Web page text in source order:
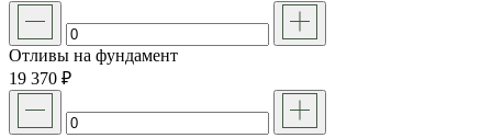
Отливы на фундамент
19 370 ₽